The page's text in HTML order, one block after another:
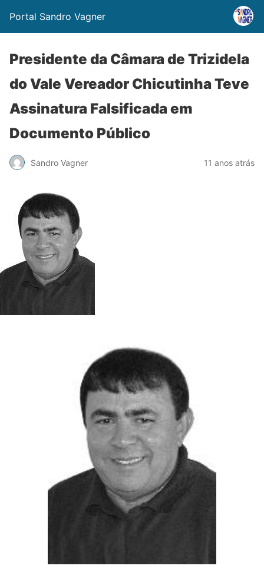
Portal Sandro Vagner
Presidente da Câmara de Trizidela
do Vale Vereador Chicutinha Teve
Assinatura Falsificada em
Documento Público
Sandro Vagner 11 anos atrás